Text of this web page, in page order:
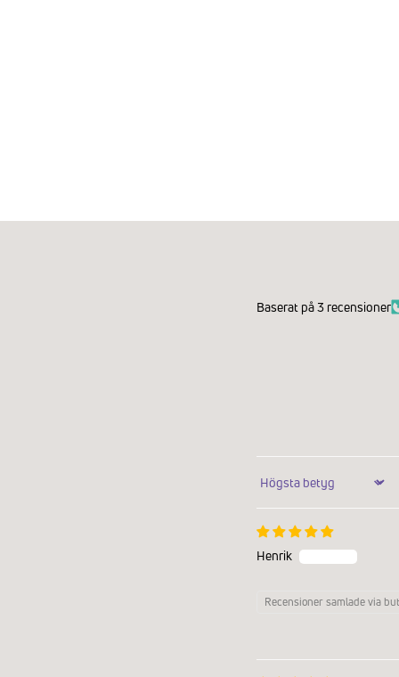
Baserat på 3 recensioner
Sort by
Henrik
Recensioner samlade via